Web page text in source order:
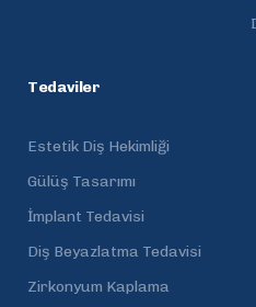
Tedaviler
Estetik Diş Hekimliği
Gülüş Tasarımı
İmplant Tedavisi
Diş Beyazlatma Tedavisi
Zirkonyum Kaplama